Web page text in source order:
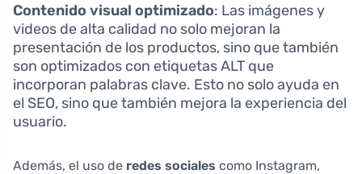
Contenido visual optimizado: Las imágenes y
videos de alta calidad no solo mejoran la
presentación de los productos, sino que también
son optimizados con etiquetas ALT que
incorporan palabras clave. Esto no solo ayuda en
el SEO, sino que también mejora la experiencia del
usuario.
Además, el uso de redes sociales como Instagram,